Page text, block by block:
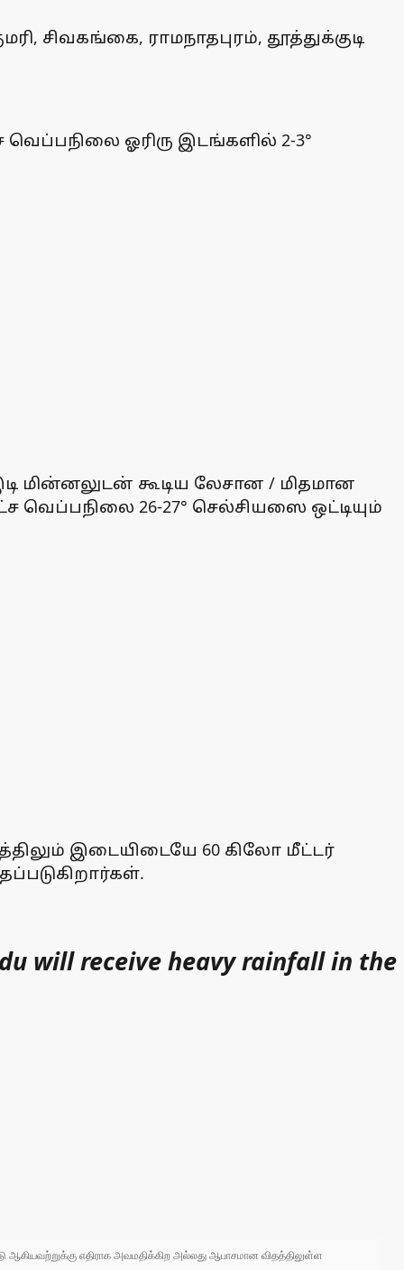
சிவகங்கை, ராமநாதபுரம், தூத்துக்குடி
வெப்பநிலை ஓரிரு இடங்களில் 2-3°
மின்னலுடன் கூடிய லேசான / மிதமான
வெப்பநிலை 26-27° செல்சியஸை ஒட்டியும்
இடையிடையே 60 கிலோ மீட்டர்
will receive heavy rainfall in the
ஆகியவற்றுக்கு எதிராக அவமதிக்கிற அல்லது ஆபாசமான விதத்திலுள்ள